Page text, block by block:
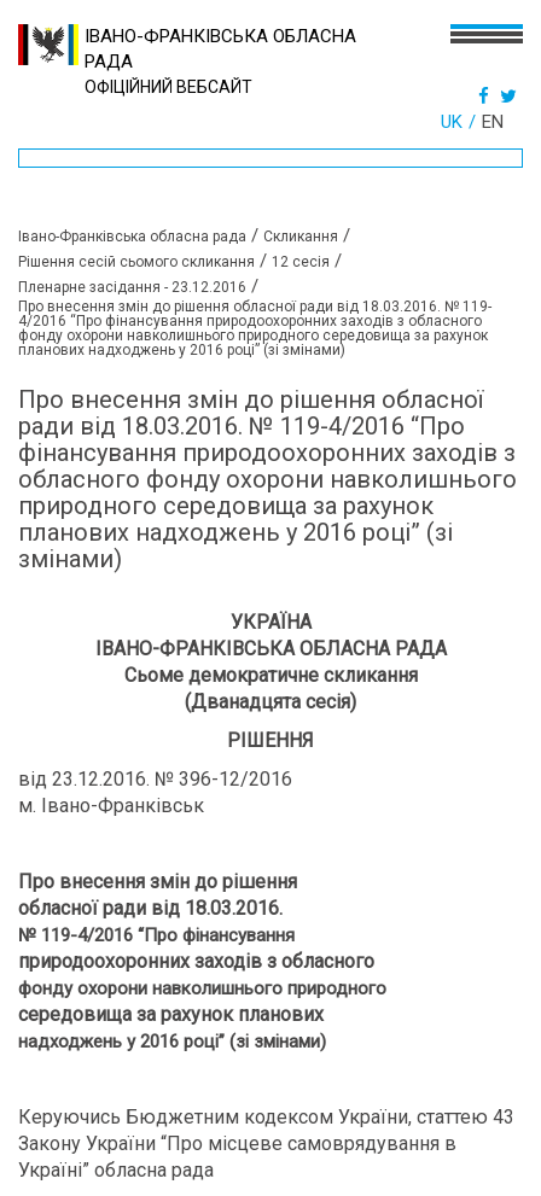
ІВАНО-ФРАНКІВСЬКА ОБЛАСНА
РАДА
ОФІЦІЙНИЙ ВЕБСАЙТ
UK EN
Івано-Франківська обласна рада / Скликання /
Рішення сесій сьомого скликання / 12 сесія /
Пленарне засідання - 23.12.2016 /
Про внесення змін до рішення обласної ради від 18.03.2016. № 119-
4/2016 “Про фінансування природоохоронних заходів з обласного
фонду охорони навколишнього природного середовища за рахунок
планових надходжень у 2016 році” (зі змінами)
Про внесення змін до рішення обласної
ради від 18.03.2016. № 119-4/2016 “Про
фінансування природоохоронних заходів з
обласного фонду охорони навколишнього
природного середовища за рахунок
планових надходжень у 2016 році” (зі
змінами)
УКРАЇНА
ІВАНО-ФРАНКІВСЬКА ОБЛАСНА РАДА
Сьоме демократичне скликання
(Дванадцята сесія)
РІШЕННЯ
від 23.12.2016. № 396-12/2016
м. Івано-Франківськ
Про внесення змін до рішення
обласної ради від 18.03.2016.
№ 119-4/2016 “Про фінансування
природоохоронних заходів з обласного
фонду охорони навколишнього природного
середовища за рахунок планових
надходжень у 2016 році” (зі змінами)
Керуючись Бюджетним кодексом України, статтею 43
Закону України “Про місцеве самоврядування в
Україні” обласна рада